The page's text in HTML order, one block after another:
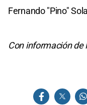
Fernando "Pino"
Con información de